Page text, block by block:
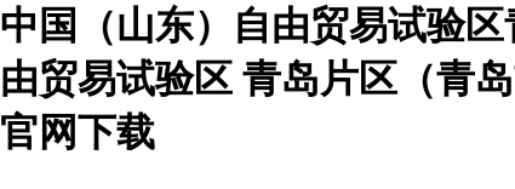
中国（山东）自由贸易试验
由贸易试验区 青岛片区（青
官网下载